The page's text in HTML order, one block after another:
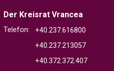
Der Kreisrat Vrancea
Telefon:
+40.237.616800
+40.237.213057
+40.372.372.407